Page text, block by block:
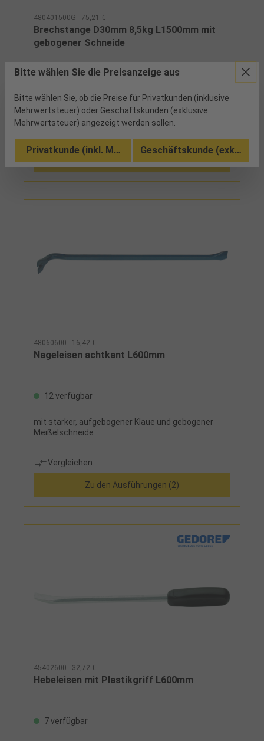
480401500G - 75,21 €
Brechstange D30mm 8,5kg L1500mm mit
gebogener Schneide
9 verfügbar
mit Spitze und Schneide
Vergleichen
48060600 - 16,42 €
Nageleisen achtkant L600mm
12 verfügbar
mit starker, aufgebogener Klaue und gebogener
Meißelschneide
Vergleichen
Zu den Ausführungen (2)
45402600 - 32,72 €
Hebeleisen mit Plastikgriff L600mm
7 verfügbar
Bitte wählen Sie die Preisanzeige aus
Bitte wählen Sie, ob die Preise für Privatkunden (inklusive
Mehrwertsteuer) oder Geschäftskunden (exklusive
Mehrwertsteuer) angezeigt werden sollen.
Privatkunde (inkl. MwSt.) Geschäftskunde (exkl.